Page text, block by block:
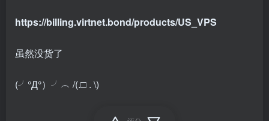
https://billing.virtnet.bond/products/US_VPS
虽然没货了
(╯°Д°）╯︵ /(.□ . \)